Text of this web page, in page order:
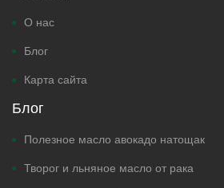
О нас
Блог
Карта сайта
Блог
Полезное масло авокадо натощак
Творог и льняное масло от рака